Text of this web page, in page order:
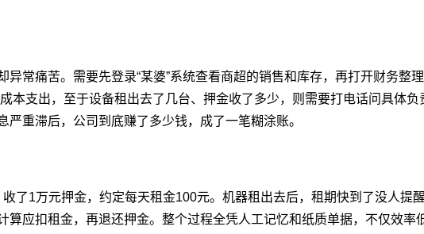
异常痛苦。需要先登录“某婆”系统查看商超的销售和库存，再打开财务整
本支出，至于设备租出去了几台、押金收了多少，则需要打电话问具体负
重滞后，公司到底赚了多少钱，成了一笔糊涂账。
了1万元押金，约定每天租金100元。机器租出去后，租期快到了没人提
算应扣租金，再退还押金。整个过程全凭人工记忆和纸质单据，不仅效率